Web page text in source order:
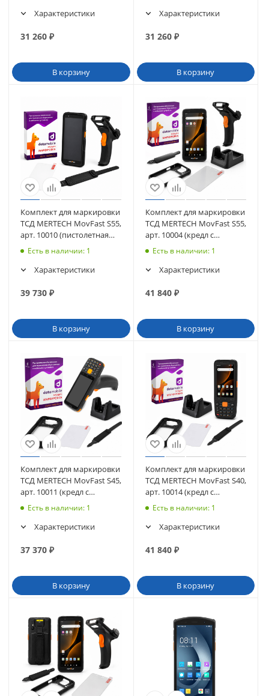
Характеристики
31 260 ₽
В корзину
Характеристики
31 260₽
В корзину
Комплект для маркировки
ТСД MERTECH MovFast S55,
арт. 10010 (пистолетная
рукоятка, чехол, стекло,
Есть в наличии: 1
Характеристики
39 730 ₽
В корзину
Комплект для маркировки
ТСД MERTECH MovFast S55,
арт. 10004 (кредл с
передачей, пистолетная
ремешок) + ПО DataMobile
Есть в наличии: 1
Характеристики
41 840₽
В корзину
Комплект для маркировки
ТСД MERTECH MovFast S45,
арт. 10011 (кредл с
передачей, чехол, стекло,
Есть в наличии: 1
Характеристики
37 370 ₽
В корзину
Комплект для маркировки
ТСД MERTECH MovFast S40,
арт. 10014 (кредл с
передачей, чехол, стекло,
Есть в наличии: 1
Характеристики
41 840₽
В корзину